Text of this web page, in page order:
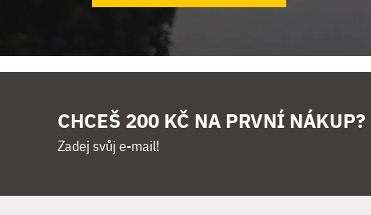
CHCEŠ 200 KČ NA PRVNÍ NÁKUP?
Zadej svůj e-mail!